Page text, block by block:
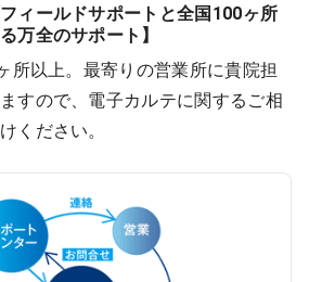
ィールドサポートと全国100ヶ所
万全のサポート】
所以上。最寄りの営業所に貴院担
すので、電子カルテに関するご相
ください。